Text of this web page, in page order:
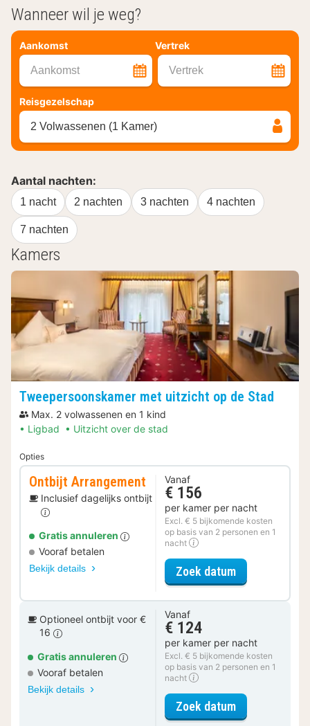
Wanneer wil je weg?
Aankomst Vertrek
Aankomst Vertrek
Reisgezelschap
2 Volwassenen (1 Kamer)
Aantal nachten:
1 nacht 2 nachten 3 nachten 4 nachten
7 nachten
Kamers
Tweepersoonskamer met uitzicht op de Stad
Max. 2 volwassenen en 1 kind
Ligbad
Uitzicht over de stad
Opties
Ontbijt Arrangement
Inclusief dagelijks ontbijt
Gratis annuleren
Vooraf betalen
Bekijk details
Vanaf
€ 156
per kamer per nacht
Excl. € 5 bijkomende kosten
op basis van 2 personen en 1
nacht
Zoek datumvoor Ontbijt
Optioneel ontbijt voor €
16
Gratis annuleren
Vooraf betalen
Bekijk details
Vanaf
€ 124
per kamer per nacht
Excl. € 5 bijkomende kosten
op basis van 2 personen en 1
nacht
Zoek datumvoor